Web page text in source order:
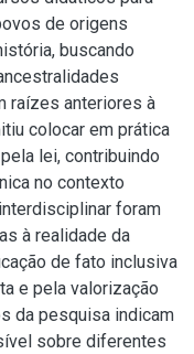
de origens
buscando
raízes anteriores à
colocar em prática
lei, contribuindo
no contexto
foram
à realidade da
de fato inclusiva
e pela valorização
da pesquisa indicam
sobre diferentes